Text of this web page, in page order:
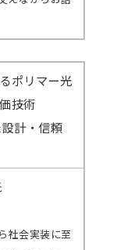
ポリマー光
技術
計・信頼
社会実装に至